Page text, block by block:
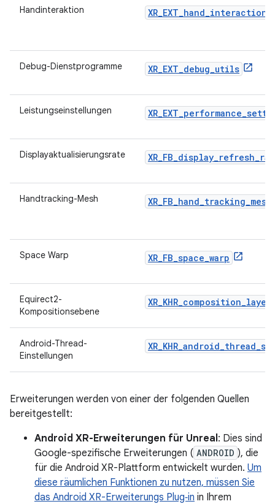
Handinteraktion XR_EXT_hand_interaction
Debug-Dienstprogramme XR_EXT_debug_utils
Leistungseinstellungen
Displayaktualisierungsrate
Handtracking-Mesh XR_FB_hand_tracking_mesh
Space Warp XR_FB_space_warp
Equirect2-
Kompositionsebene
Android-Thread-
Einstellungen
Erweiterungen werden von einer der folgenden Quellen
bereitgestellt:
Android XR-Erweiterungen für Unreal: Dies sind
Google-spezifische Erweiterungen ( ANDROID ), die
für die Android XR-Plattform entwickelt wurden. Um
diese räumlichen Funktionen zu nutzen, müssen Sie
das Android XR-Erweiterungs Plug‑in in Ihrem